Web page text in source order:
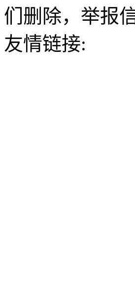
们删除，举报
友情链接: